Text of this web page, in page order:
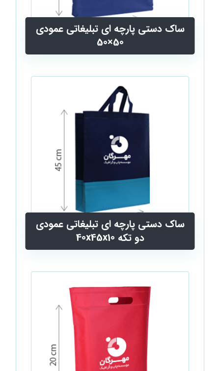
ساک دستی پارچه ای تبلیغاتی عمودی
50×50
ساک دستی پارچه ای تبليغاتی عمودی
دو تکه 40x45x10